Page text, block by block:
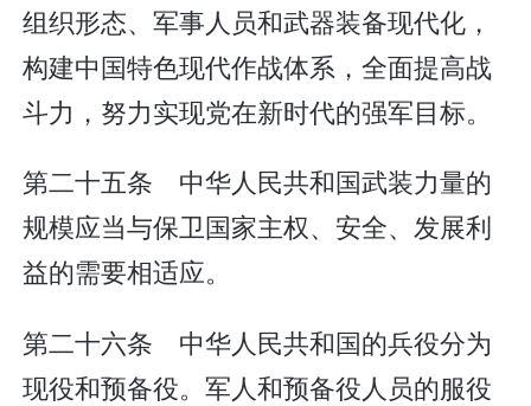
组织形态、军事人员和武器装备现代化，
构建中国特色现代作战体系，全面提高战
斗力，努力实现党在新时代的强军目标。
第二十五条 中华人民共和国武装力量的
规模应当与保卫国家主权、安全、发展利
益的需要相适应。
第二十六条 中华人民共和国的兵役分为
现役和预备役。军人和预备役人员的服役